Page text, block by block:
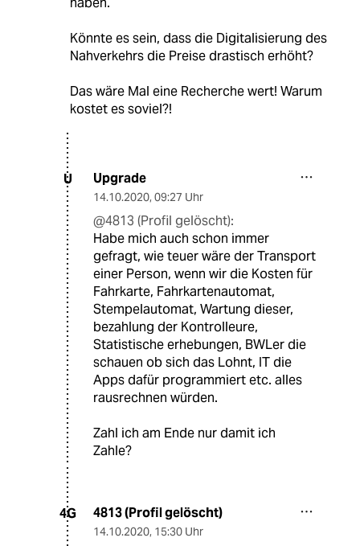
Könnte es sein, dass die Digitalisierung des
Nahverkehrs die Preise drastisch erhöht?
Das wäre Mal eine Recherche wert! Warum
kostet es soviel?!
U Upgrade
14.10.2020, 09:27 Uhr
@4813 (Profil gelöscht):
Habe mich auch schon immer
gefragt, wie teuer wäre der Transport
einer Person, wenn wir die Kosten für
Fahrkarte, Fahrkartenautomat,
Stempelautomat, Wartung dieser,
bezahlung der Kontrolleure,
Statistische erhebungen, BWLer die
schauen ob sich das Lohnt, IT die
Apps dafür programmiert etc. alles
rausrechnen würden.
Zahl ich am Ende nur damit ich
Zahle?
4G 4813 (Profil gelöscht)
14.10.2020, 15:30 Uhr